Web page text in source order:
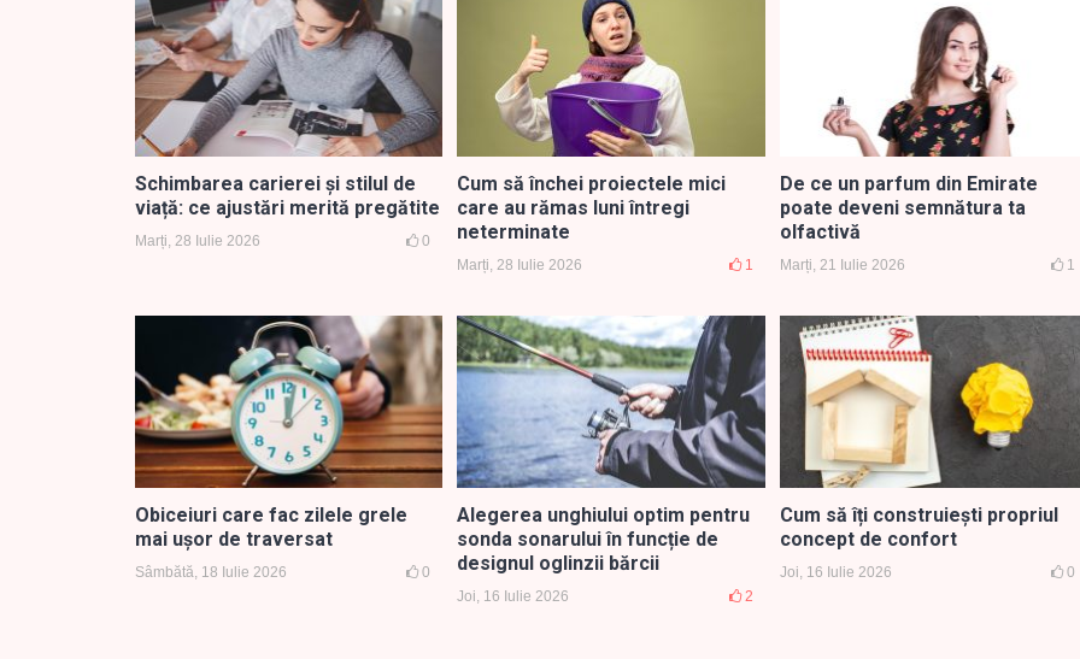
Schimbarea carierei și stilul de
viață: ce ajustări merită pregătite
Marți, 28 Iulie 2026 0
Cum să închei proiectele mici
care au rămas luni întregi
neterminate
Marți, 28 Iulie 2026 1
De ce un parfum din Emirate
poate deveni semnătura ta
olfactivă
Marți, 21 Iulie 2026 1
Obiceiuri care fac zilele grele
mai ușor de traversat
Sâmbătă, 18 Iulie 2026 0
Alegerea unghiului optim pentru
sonda sonarului în funcție de
designul oglinzii bărcii
Joi, 16 Iulie 2026 2
Cum să îți construiești propriul
concept de confort
Joi, 16 Iulie 2026 0